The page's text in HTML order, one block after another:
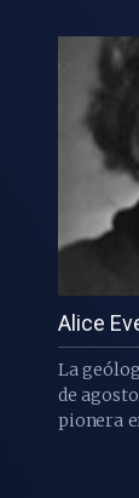
Alice
La
de
pionera